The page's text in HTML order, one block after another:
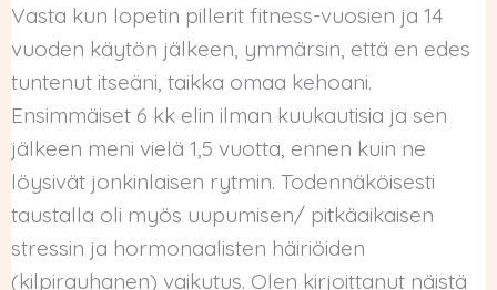
Vasta kun lopetin pillerit fitness-vuosien ja 14
vuoden käytön jälkeen, ymmärsin, että en edes
tuntenut itseäni, taikka omaa kehoani.
Ensimmäiset 6 kk elin ilman kuukautisia ja sen
jälkeen meni vielä 1,5 vuotta, ennen kuin ne
löysivät jonkinlaisen rytmin. Todennäköisesti
taustalla oli myös uupumisen/ pitkäaikaisen
stressin ja hormonaalisten häiriöiden
(kilpirauhanen) vaikutus. Olen kirjoittanut näistä